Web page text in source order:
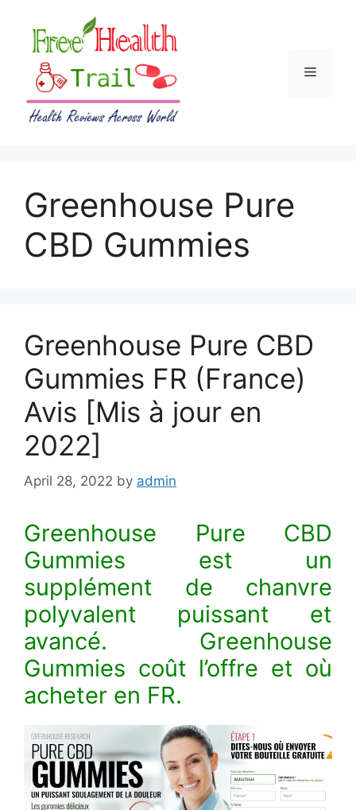
content
Menu
Greenhouse Pure
CBD Gummies
Greenhouse Pure CBD
Gummies FR (France)
Avis [Mis à jour en
2022]
April 28, 2022 by admin
Greenhouse Pure CBD
Gummies est un
supplément de chanvre
polyvalent puissant et
avancé. Greenhouse
Gummies coût l’offre et où
acheter en FR.